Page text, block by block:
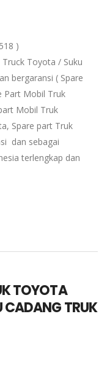
)
Toyota / Suku
bergaransi ( Spare
Part Mobil Truk
Mobil Truk
Spare part Truk
dan sebagai
terlengkap dan
TOYOTA
CADANG TRUK